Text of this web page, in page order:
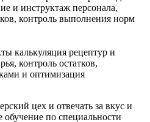
и инструктаж персонала,
контроль выполнения норм
калькуляция рецептур и
контроль остатков,
и оптимизация
цех и отвечать за вкус и
обучение по специальности